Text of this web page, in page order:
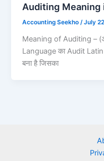
Auditing Meaning
Accounting Seekho /July
Meaning of Auditing –
Language का Audit
बना है जिसका